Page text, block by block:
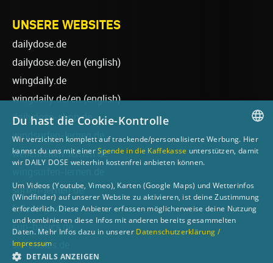
UNSERE WEBSITES
dailydose.de
dailydose.de/en (english)
wingdaily.de
wingdaily.de/en(english)
dailydose-shop.de
windsurfen-lernen.de
wellenreiten-lernen.de
surfen-lernen.de
foilsurfen.de
sup-basics.de
ski-basics.de
GERMAN
Du hast die Cookie-Kontrolle
Wir verzichten komplett auf trackende/personalisierte Werbung. Hier
kannst du uns mit einerSpende in die Kaffekasse unterstützen, damit
wir DAILY DOSE weiterhin kostenfrei anbieten können.
Um Videos (Youtube, Vimeo), Karten (Google Maps) und Wetterinfos
(Windfinder) auf unserer Website zu aktivieren, ist deine Zustimmung
erforderlich. Diese Anbieter erfassen möglicherweise deine Nutzung
und kombinieren diese Infos mit anderen bereits gesammelten
Daten. Mehr Infos dazu in unserer Datenschutzerklärung /
Impressum
DETAILS ANZEIGEN